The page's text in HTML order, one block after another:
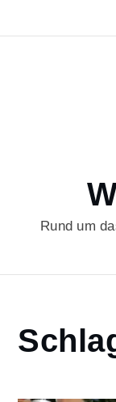
Rund um
Home
sherry